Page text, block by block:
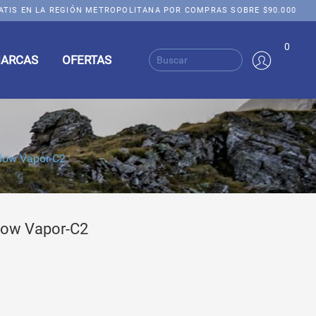
EN LA REGIÓN METROPOLITANA POR COMPRAS SOBRE $90.000
OFERTAS
0
Vapor-C2
Vapor-C2